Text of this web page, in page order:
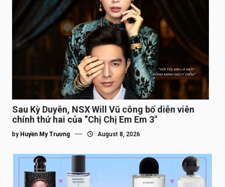
Sau Kỳ Duyên, NSX Will Vũ công bố diễn viên
chính thứ hai của “Chị Chị Em Em 3″
by Huyền My Trương August 8, 2026